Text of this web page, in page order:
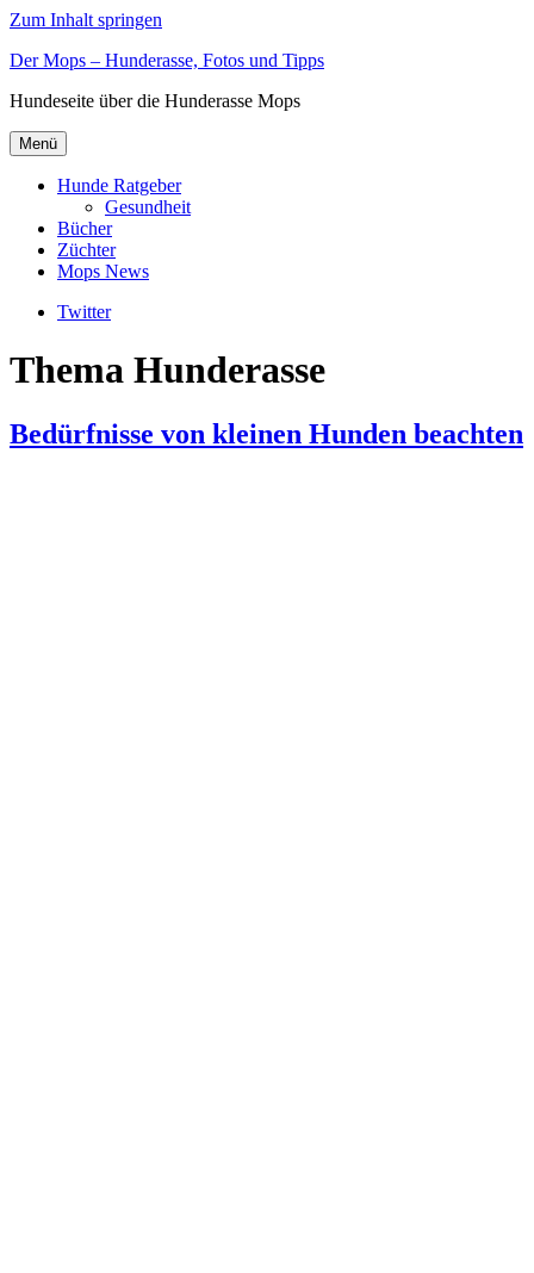
Zum Inhalt springen
Der Mops – Hunderasse, Fotos und Tipps
Hundeseite über die Hunderasse Mops
Menü
Hunde Ratgeber
Gesundheit
Bücher
Züchter
Mops News
Twitter
Thema Hunderasse
Bedürfnisse von kleinen Hunden beachten